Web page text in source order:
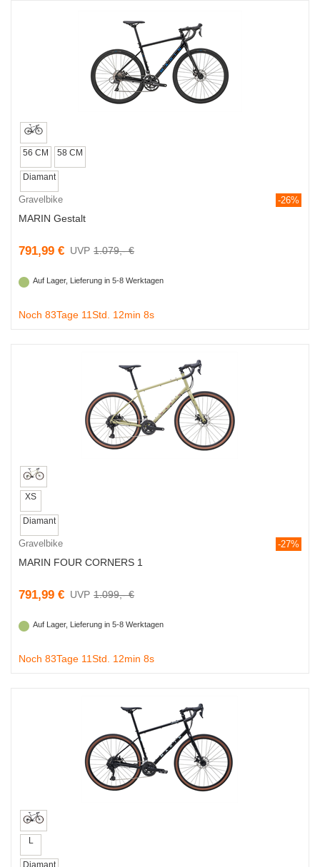
56 CM 58 CM
Diamant
Gravelbike -26%
MARIN Gestalt
791,99 € 1.079,- €
Auf Lager, Lieferung in 5-8 Werktagen
Noch 83Tage 11Std. 12min 7s
XS
Diamant
Gravelbike -27%
MARIN FOUR CORNERS 1
791,99 € 1.099,- €
Auf Lager, Lieferung in 5-8 Werktagen
Noch 83Tage 11Std. 12min 7s
L
Diamant